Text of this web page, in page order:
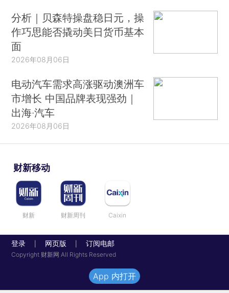
分析｜贝森特操盘稳日元，操
作巧思能否撬动美日货币基本
面
2026年08月06日
电动汽车需求高涨驱动澳洲车
市增长 中国品牌表现强劲｜
出海·汽车
2026年08月06日
财新移动
财新 财新周刊 Caixin
登录 网页版 订阅电邮
Copyright 财新网 All Rights Reserved
App 内打开